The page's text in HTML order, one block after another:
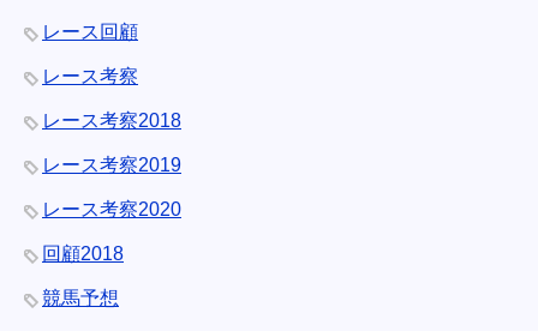
レース回顧
レース考察
レース考察2018
レース考察2019
レース考察2020
回顧2018
競馬予想